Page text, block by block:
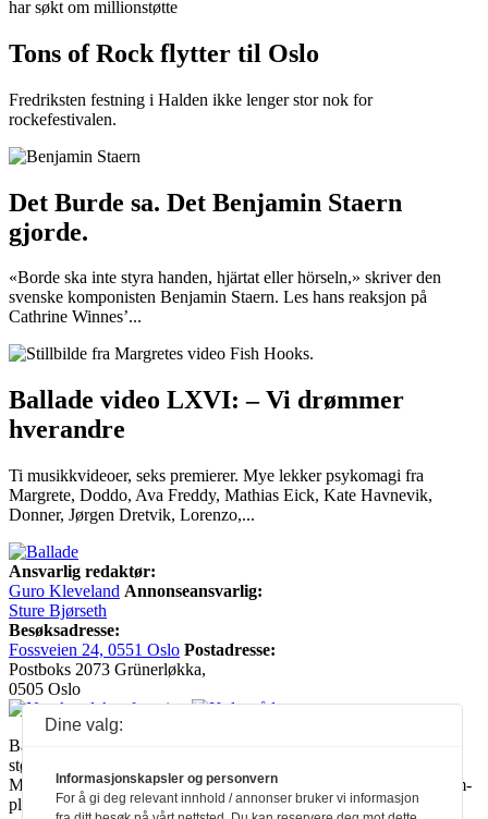
Tons of Rock flytter til Oslo
Fredriksten festning i Halden ikke lenger stor nok for
rockefestivalen.
Det Burde sa. Det Benjamin Staern
gjorde.
«Borde ska inte styra handen, hjärtat eller hörseln,» skriver den
svenske komponisten Benjamin Staern. Les hans reaksjon på
Cathrine Winnes’...
Ballade video LXVI: – Vi drømmer
hverandre
Ti musikkvideoer, seks premierer. Mye lekker psykomagi fra
Margrete, Doddo, Ava Freddy, Mathias Eick, Kate Havnevik,
Donner, Jørgen Dretvik, Lorenzo,...
Ansvarlig redaktør:
Guro Kleveland Annonseansvarlig:
Sture Bjørseth
Besøksadresse:
Fossveien 24, 0551 Oslo Postadresse:
Postboks 2073 Grünerløkka,
0505 Oslo
Ballade mottar tilskudd fra Norsk kulturråd, i tillegg til økonomisk
støtte fra eierne NOPA, Norsk komponistforening og
Musikkforleggerne. Ballade drives etter Redaktør- og Vær Varsom-
plakaten.
Dine valg:
Informasjonskapsler og personvern
For å gi deg relevant innhold / annonser bruker vi informasjon